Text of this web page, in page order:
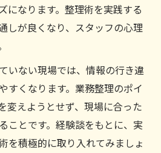
になります。整理術を実践する
しが良くなり、スタッフの心理
いない現場では、情報の行き違
すくなります。業務整理のポイ
変えようとせず、現場に合った
ことです。経験談をもとに、実
を積極的に取り入れてみましょ